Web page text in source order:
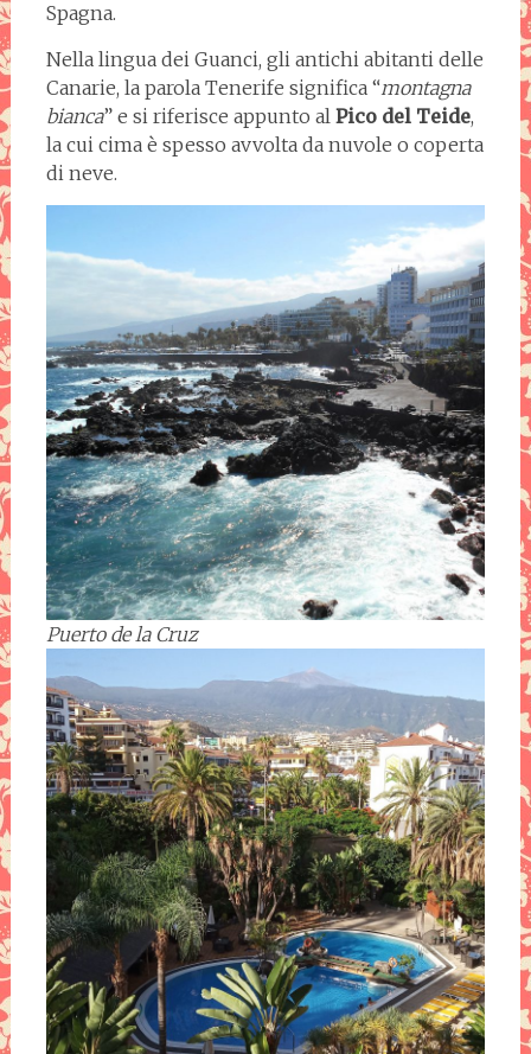
Spagna.
Nella lingua dei Guanci, gli antichi abitanti delle
Canarie, la parola Tenerife significa “montagna
bianca” e si riferisce appunto al Pico del Teide,
la cui cima è spesso avvolta da nuvole o coperta
di neve.
Puerto de la Cruz